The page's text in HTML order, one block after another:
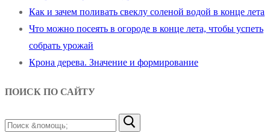
Как и зачем поливать свеклу соленой водой в конце лета
Что можно посеять в огороде в конце лета, чтобы успеть
собрать урожай
Крона дерева. Значение и формирование
ПОИСК ПО САЙТУ
Найти: